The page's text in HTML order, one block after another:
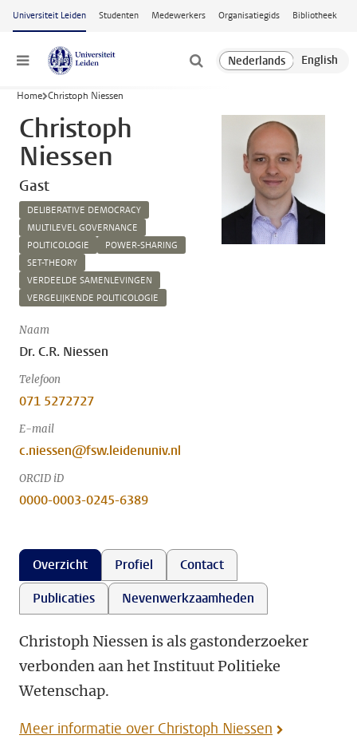
Ga naar hoofdinhoud
Universiteit Leiden Studenten Medewerkers Organisatiegids Bibliotheek
Menu
Home Christoph Niessen
Christoph
Niessen
Gast
DELIBERATIVE DEMOCRACY
MULTILEVEL GOVERNANCE
POLITICOLOGIE
POWER-SHARING
SET-THEORY
VERDEELDE SAMENLEVINGEN
VERGELIJKENDE POLITICOLOGIE
Naam
Dr. C.R. Niessen
Telefoon
071 5272727
E-mail
c.niessen@fsw.leidenuniv.nl
ORCID iD
0000-0003-0245-6389
Overzicht Profiel
Contact
Publicaties
Nevenwerkzaamheden
Christoph Niessen is als gastonderzoeker
verbonden aan het Instituut Politieke
Wetenschap.
Meer informatie over Christoph Niessen